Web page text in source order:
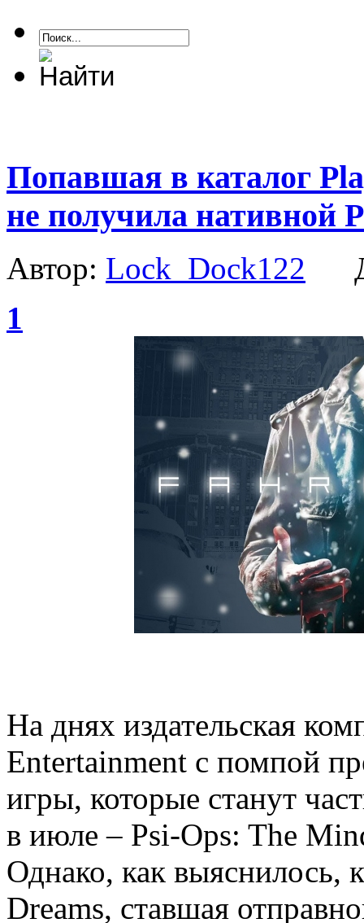
Попавшая в каталог
не получила нативной
Автор: Lock_Dock122
1
На днях издательская
Entertainment с помпой
игры, которые станут
в июле – Psi-Ops: The
Однако, как выяснилось,
Dreams, ставшая